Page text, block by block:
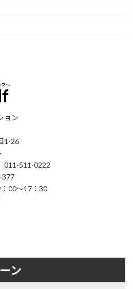
ョン
1-26
511-0222
377
00～17：30
ン